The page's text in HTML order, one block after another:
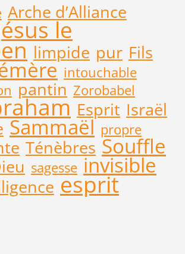
Arche d’Alliance
le
limpide pur Fils
intouchable
pantin Zorobabel
Esprit Israël
Sammaël propre
Ténèbres Souffle
sagesse invisible
esprit